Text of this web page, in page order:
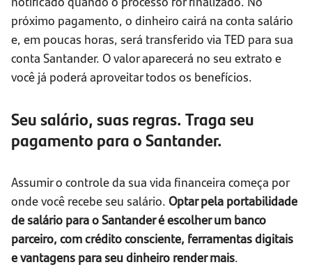
próximo pagamento, o dinheiro cairá na conta salário
e, em poucas horas, será transferido via TED para sua
conta Santander. O valor aparecerá no seu extrato e
você já poderá aproveitar todos os benefícios.
Seu salário, suas regras. Traga seu
pagamento para o Santander.
Assumir o controle da sua vida financeira começa por
onde você recebe seu salário. Optar pela portabilidade
de salário para o Santander é escolher um banco
parceiro, com crédito consciente, ferramentas digitais
e vantagens para seu dinheiro render mais.